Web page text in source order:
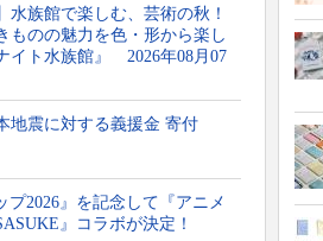
水族館で楽しむ、芸術の秋！
のの魅力を色・形から楽し
イト水族館』 2026年08月07
地震に対する義援金 寄付
プ2026』を記念して『アニメ
』コラボが決定！